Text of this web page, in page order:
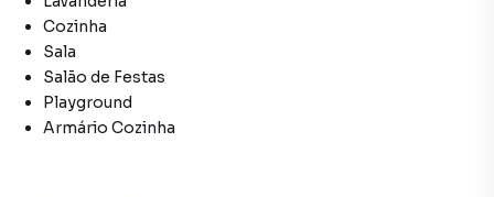
Cozinha
Sala
Salão de Festas
Playground
Armário Cozinha